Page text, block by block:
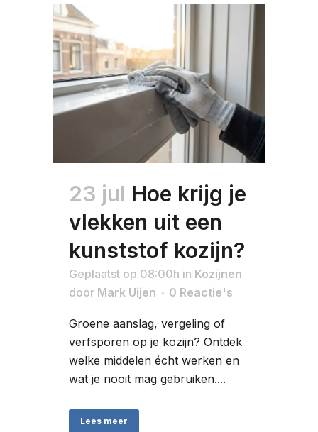
23 jul Hoe krijg je
vlekken uit een
kunststof kozijn?
Geplaatst op 08:00h in Kozijnen
door Mark Uijen 0 Reactie's
Groene aanslag, vergeling of
verfsporen op je kozijn? Ontdek
welke middelen écht werken en
wat je nooit mag gebruiken....
Lees meer